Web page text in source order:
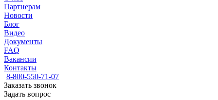
Партнерам
Новости
Блог
Видео
Документы
FAQ
Вакансии
Контакты
8-800-550-71-07
Заказать звонок
Задать вопрос